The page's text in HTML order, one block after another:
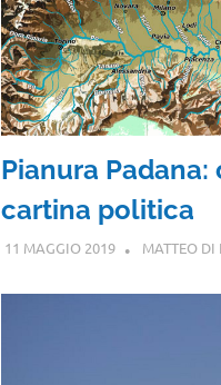
Pianura
cartina politica
11 MAGGIO 2019 MATTEO DI